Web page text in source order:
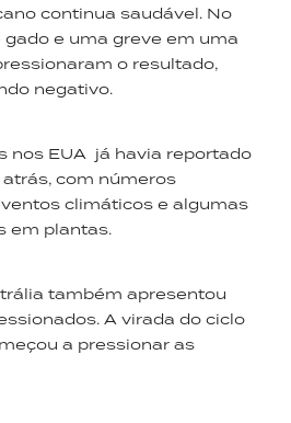
continua saudável. No
e uma greve em uma
o resultado,
negativo.
nos EUA já havia reportado
com números
climáticos e algumas
em plantas.
também apresentou
A virada do ciclo
a pressionar as